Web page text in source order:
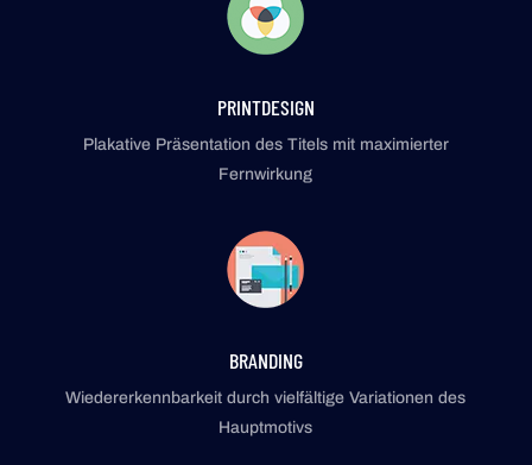
PRINTDESIGN
Plakative Präsentation des Titels mit maximierter
Fernwirkung
BRANDING
Wiedererkennbarkeit durch vielfältige Variationen des
Hauptmotivs